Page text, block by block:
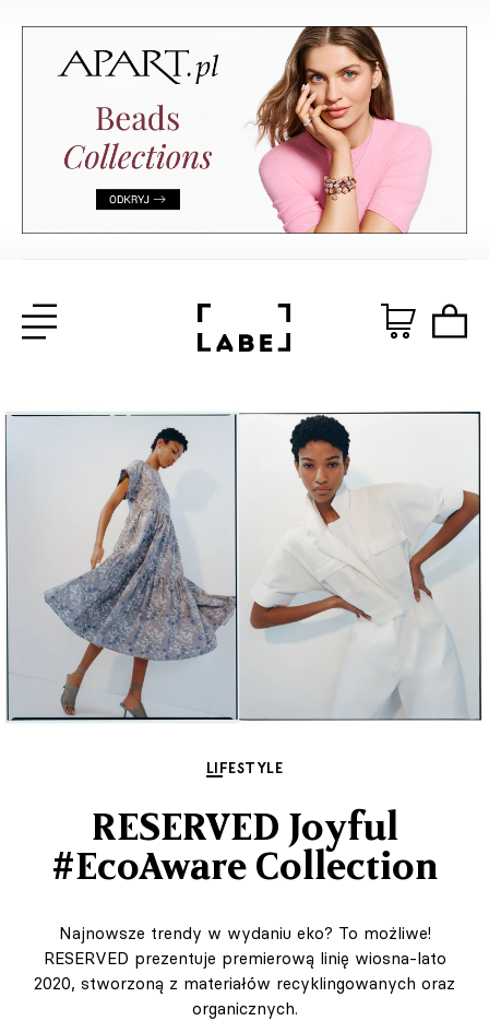
LIFESTYLE
RESERVED Joyful
#EcoAware Collection
Najnowsze trendy w wydaniu eko? To możliwe!
RESERVED prezentuje premierową linię wiosna-lato
2020, stworzoną z materiałów recyklingowanych oraz
organicznych.